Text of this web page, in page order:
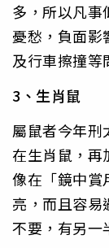
多，所以凡事
憂愁，負面影
及行車擦撞等
3、生肖鼠
屬鼠者今年刑
在生肖鼠，再
像在「鏡中賞
亮，而且容易
不要，有另一